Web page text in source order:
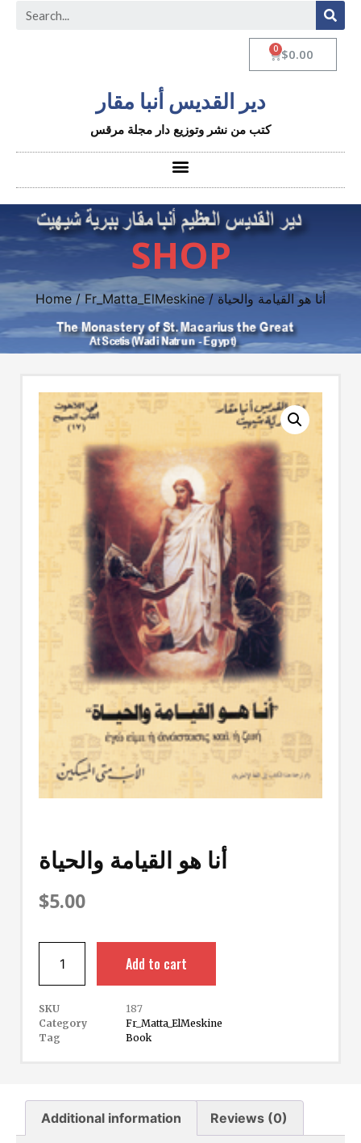
$0.00
دير القديس أنبا مقار
كتب من نشر وتوزيع دار مجلة مرقس
SHOP
Home / Fr_Matta_ElMeskine / أنا هو القيامة والحياة
أنا هو القيامة والحياة
$5.00
Add to cart
SKU
187
Category
Fr_Matta_ElMeskine
Tag
Book
Additional information Reviews (0)